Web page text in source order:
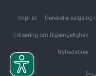
Imprint Generelle salgs-og
Erklæring om tilgængelighed
Nyhedsbrev